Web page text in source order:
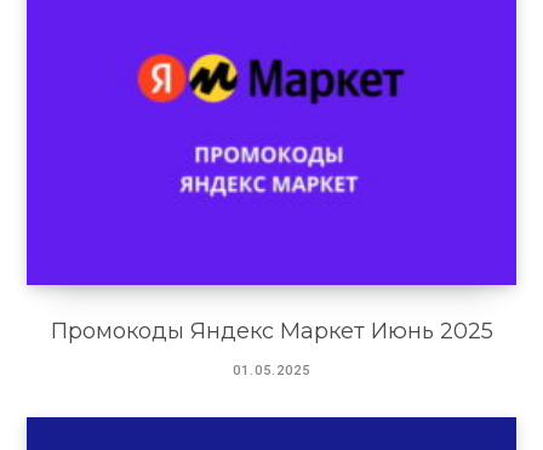
Промокоды Яндекс Маркет Июнь 2025
01.05.2025